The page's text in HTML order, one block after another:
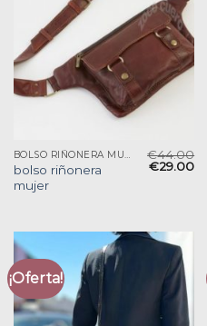
bolso riñonera
mujer
€44.00
€29.00
¡Oferta!